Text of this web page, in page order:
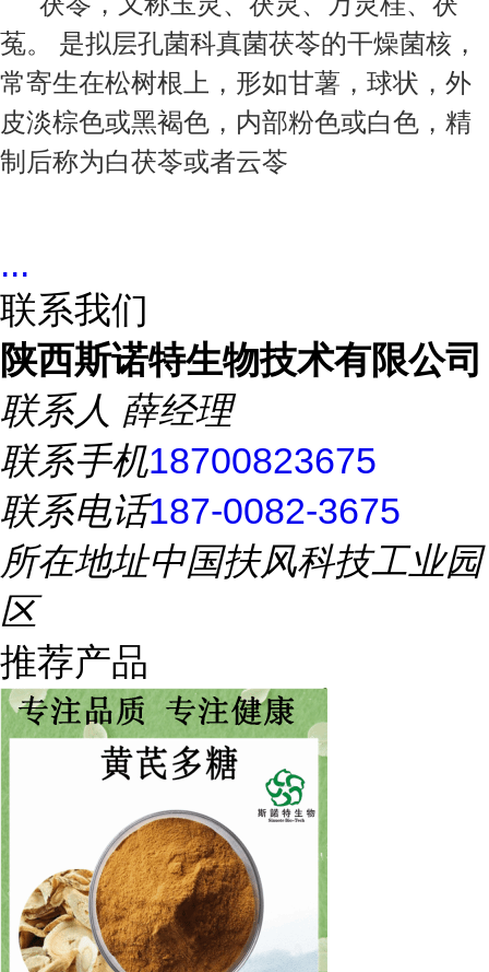
菟。 是拟层孔菌科真菌茯苓的干燥菌核，
常寄生在松树根上，形如甘薯，球状，外
皮淡棕色或黑褐色，内部粉色或白色，精
制后称为白茯苓或者云苓
...
联系我们
陕西斯诺特生物技术有限公司
联系人 薛经理
联系手机18700823675
联系电话187-0082-3675
所在地址中国扶风科技工业园
区
推荐产品